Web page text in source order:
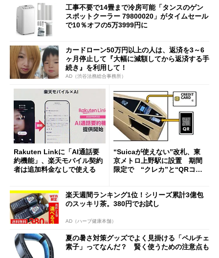
工事不要で14畳まで冷房可能「タンスのゲン
スポットクーラー 79800020」がタイムセール
で10％オフの5万3999円に
カードローン50万円以上の人は、返済を3～6
ヶ月停止して『大幅に減額してから返済する手
続き』を利用して！
AD（渋谷法務総合事務所）
Rakuten Linkに「AI通話要
約機能」、楽天モバイル契約
者は追加料金なしで使える
“Suicaが使えない”改札、東
京メトロ上野駅に設置 期間
限定で “クレカ”と“QRコー
楽天週間ランキング1位！シリーズ累計3億包
のスッキリ茶。380円でお試し
AD（ハーブ健康本舗）
夏の暑さ対策グッズでよく見掛ける「ペルチェ
素子」ってなんだ？ 賢く使うための注意点も